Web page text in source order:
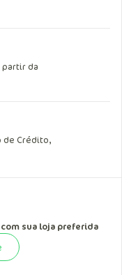
partir da
de Crédito,
sua loja preferida